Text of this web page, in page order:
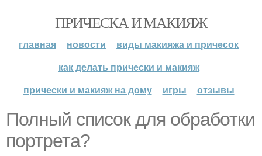
ПРИЧЕСКА И МАКИЯЖ
главная новости
виды макияжа и причесок
как делать прически и макияж
прически и макияж на дому
игры отзывы
Полный список для обработки
портрета?